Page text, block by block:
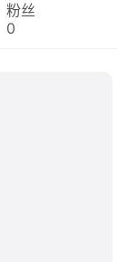
粉丝
0